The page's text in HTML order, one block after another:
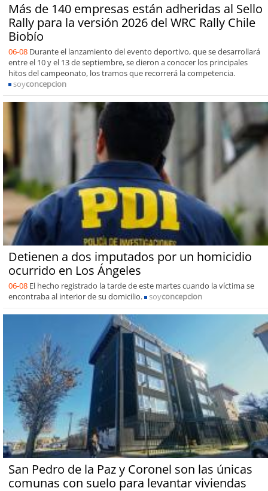
Más de 140 empresas están adheridas al Sello
Rally para la versión 2026 del WRC Rally Chile
Biobío
06-08 Durante el lanzamiento del evento deportivo, que se desarrollará
entre el 10 y el 13 de septiembre, se dieron a conocer los principales
hitos del campeonato, los tramos que recorrerá la competencia.
soyconcepcion
Detienen a dos imputados por un homicidio
ocurrido en Los Ángeles
06-08 El hecho registrado la tarde de este martes cuando la víctima se
encontraba al interior de su domicilio.
soyconcepcion
San Pedro de la Paz y Coronel son las únicas
comunas con suelo para levantar viviendas